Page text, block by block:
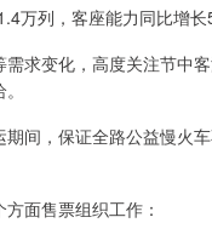
万列，客座能力同比增长
求变化，高度关注节中
间，保证全路公益慢火
面售票组织工作：